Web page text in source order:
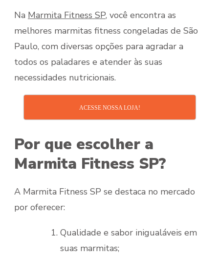
Na Marmita Fitness SP, você encontra as
melhores marmitas fitness congeladas de São
Paulo, com diversas opções para agradar a
todos os paladares e atender às suas
necessidades nutricionais.
ACESSE NOSSA LOJA!
Por que escolher a
Marmita Fitness SP?
A Marmita Fitness SP se destaca no mercado
por oferecer:
Qualidade e sabor inigualáveis em
suas marmitas;